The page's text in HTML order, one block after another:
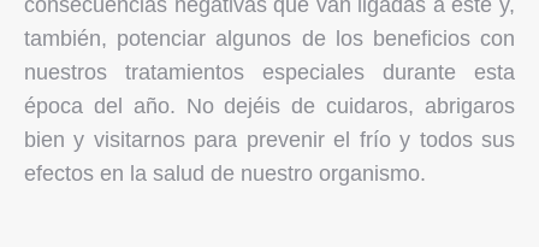
también, potenciar algunos de los beneficios con
nuestros tratamientos especiales durante esta
época del año. No dejéis de cuidaros, abrigaros
bien y visitarnos para prevenir el frío y todos sus
efectos en la salud de nuestro organismo.